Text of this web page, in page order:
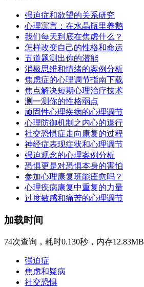
强迫症和欲望的关系研究
心理寓言：在水晶瓶里养鹅
我们每天到底在焦虑什么？
怎样改变自己的性格和命运
五道题测出你的潜能
消极思维和情绪的案例分析
焦虑症的心理调节指南下载
焦点解决短期心理治疗技术
测一测你的性格弱点
顽固性心理疾病的心理调节
心理防御机制之内心的退行
社交恐惧症走向康复的过程
神经症表现症状和心理调节
强迫观念的心理案例分析
恐惧更是对恐惧本身的害怕
参加心理康复班能痊愈吗？
心理疾病康复中重复的力量
过度敏感和痛苦的心理调节
加载时间
74次查询，耗时0.130秒，内存12.83MB
强迫症
焦虑和疑病
社交恐惧